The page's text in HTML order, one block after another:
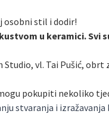
osobni stil i dodir!
u keramici. Svi
vl. Tai Pušić, obrt
pokupiti nekoliko
stvaranja i